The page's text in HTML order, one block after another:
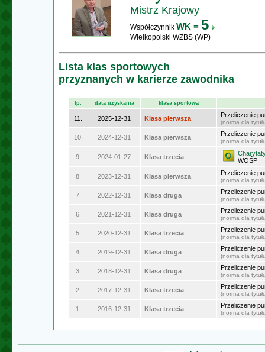
Mistrz Krajowy
Współczynnik WK = 5
Wielkopolski WZBS (WP)
Lista klas sportowych
przyznanych w karierze zawodnika
lp. data uzyskania klasa sportowa
11. 2025-12-31 Klasa pierwsza Przeliczenie
(norma dla
10. 2024-12-31 Klasa pierwsza Przeliczenie
(norma dla
9. 2024-01-27 Klasa trzecia
WOŚP
8. 2023-12-31 Klasa pierwsza Przeliczenie
(norma dla
7. 2022-12-31 Klasa druga Przeliczenie
(norma dla
6. 2021-12-31 Klasa druga Przeliczenie
(norma dla
5. 2020-12-31 Klasa trzecia Przeliczenie
(norma dla
4. 2019-12-31 Klasa druga Przeliczenie
(norma dla
3. 2018-12-31 Klasa druga Przeliczenie
(norma dla
2. 2017-12-31 Klasa trzecia Przeliczenie
(norma dla
1. 2016-12-31 Klasa trzecia Przeliczenie
(norma dla